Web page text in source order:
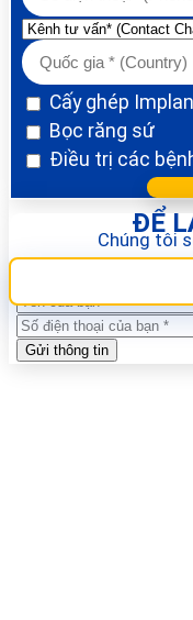
Cấy ghép
Bọc răng sứ
Điều trị các
ĐỂ
Chúng tôi